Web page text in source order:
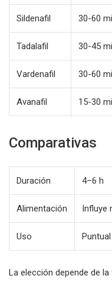
Sildenafil 30-60
Tadalafil 30-45
Vardenafil 30-60
Avanafil 15-30
Comparativas
Duración 4–6 h
Alimentación Influye
Uso Puntual
La elección depende de